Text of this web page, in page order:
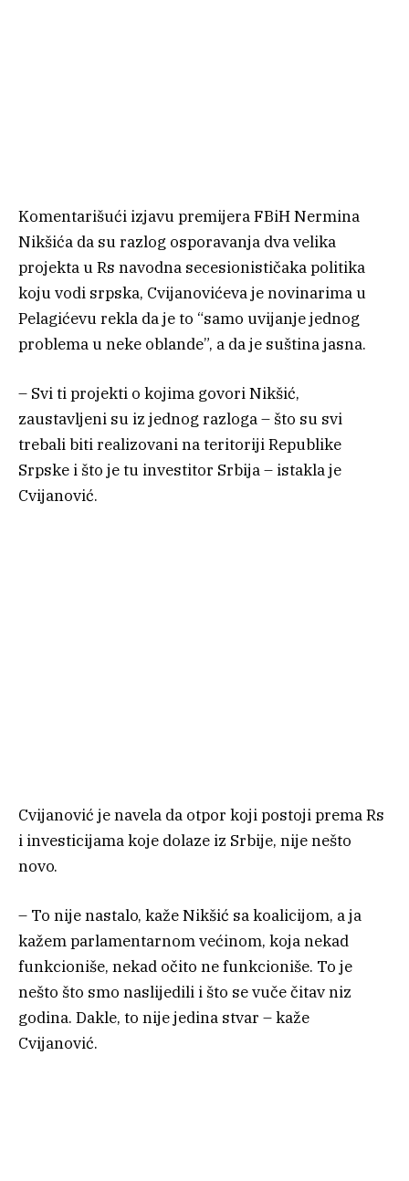
Komentarišući izjavu premijera FBiH Nermina
Nikšića da su razlog osporavanja dva velika
projekta u Rs navodna secesionističaka politika
koju vodi srpska, Cvijanovićeva je novinarima u
Pelagićevu rekla da je to “samo uvijanje jednog
problema u neke oblande”, a da je suština jasna.
– Svi ti projekti o kojima govori Nikšić,
zaustavljeni su iz jednog razloga – što su svi
trebali biti realizovani na teritoriji Republike
Srpske i što je tu investitor Srbija – istakla je
Cvijanović.
Cvijanović je navela da otpor koji postoji prema Rs
i investicijama koje dolaze iz Srbije, nije nešto
novo.
– To nije nastalo, kaže Nikšić sa koalicijom, a ja
kažem parlamentarnom većinom, koja nekad
funkcioniše, nekad očito ne funkcioniše. To je
nešto što smo naslijedili i što se vuče čitav niz
godina. Dakle, to nije jedina stvar – kaže
Cvijanović.